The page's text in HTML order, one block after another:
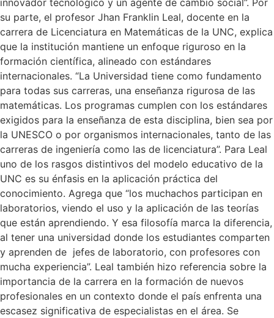
su parte, el profesor Jhan Franklin Leal, docente en la
carrera de Licenciatura en Matemáticas de la UNC, explica
que la institución mantiene un enfoque riguroso en la
formación científica, alineado con estándares
internacionales. “La Universidad tiene como fundamento
para todas sus carreras, una enseñanza rigurosa de las
matemáticas. Los programas cumplen con los estándares
exigidos para la enseñanza de esta disciplina, bien sea por
la UNESCO o por organismos internacionales, tanto de las
carreras de ingeniería como las de licenciatura”. Para Leal
uno de los rasgos distintivos del modelo educativo de la
UNC es su énfasis en la aplicación práctica del
conocimiento. Agrega que “los muchachos participan en
laboratorios, viendo el uso y la aplicación de las teorías
que están aprendiendo. Y esa filosofía marca la diferencia,
al tener una universidad donde los estudiantes comparten
y aprenden de jefes de laboratorio, con profesores con
mucha experiencia”. Leal también hizo referencia sobre la
importancia de la carrera en la formación de nuevos
profesionales en un contexto donde el país enfrenta una
escasez significativa de especialistas en el área. Se